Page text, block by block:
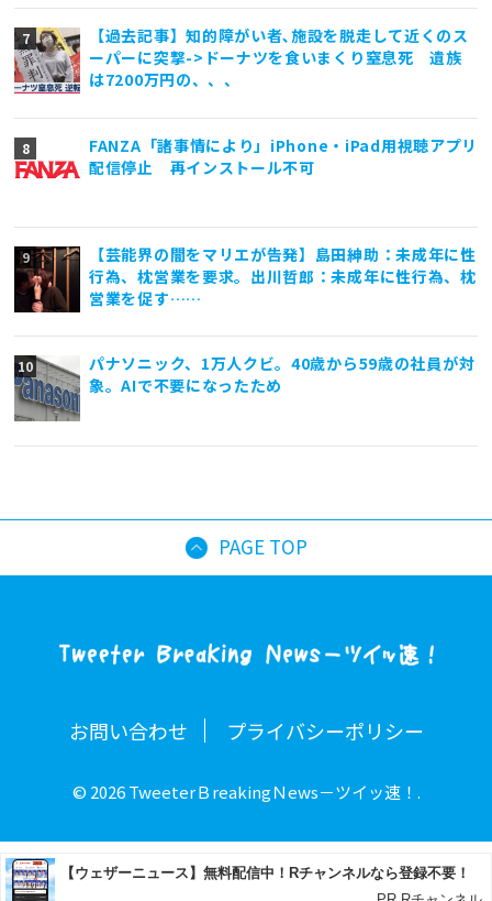
【過去記事】知的障がい者､施設を脱走して近くのス
ーパーに突撃->ドーナツを食いまくり窒息死 遺族
は7200万円の、、、
FANZA「諸事情により」iPhone・iPad用視聴アプリ
配信停止 再インストール不可
【芸能界の闇をマリエが告発】島田紳助：未成年に性
行為、枕営業を要求。出川哲郎：未成年に性行為、枕
営業を促す……
パナソニック、1万人クビ。40歳から59歳の社員が対
象。AIで不要になったため
PAGE TOP
お問い合わせ プライバシーポリシー
© 2026 TweeterＢreakingＮews－ツイッ速！.